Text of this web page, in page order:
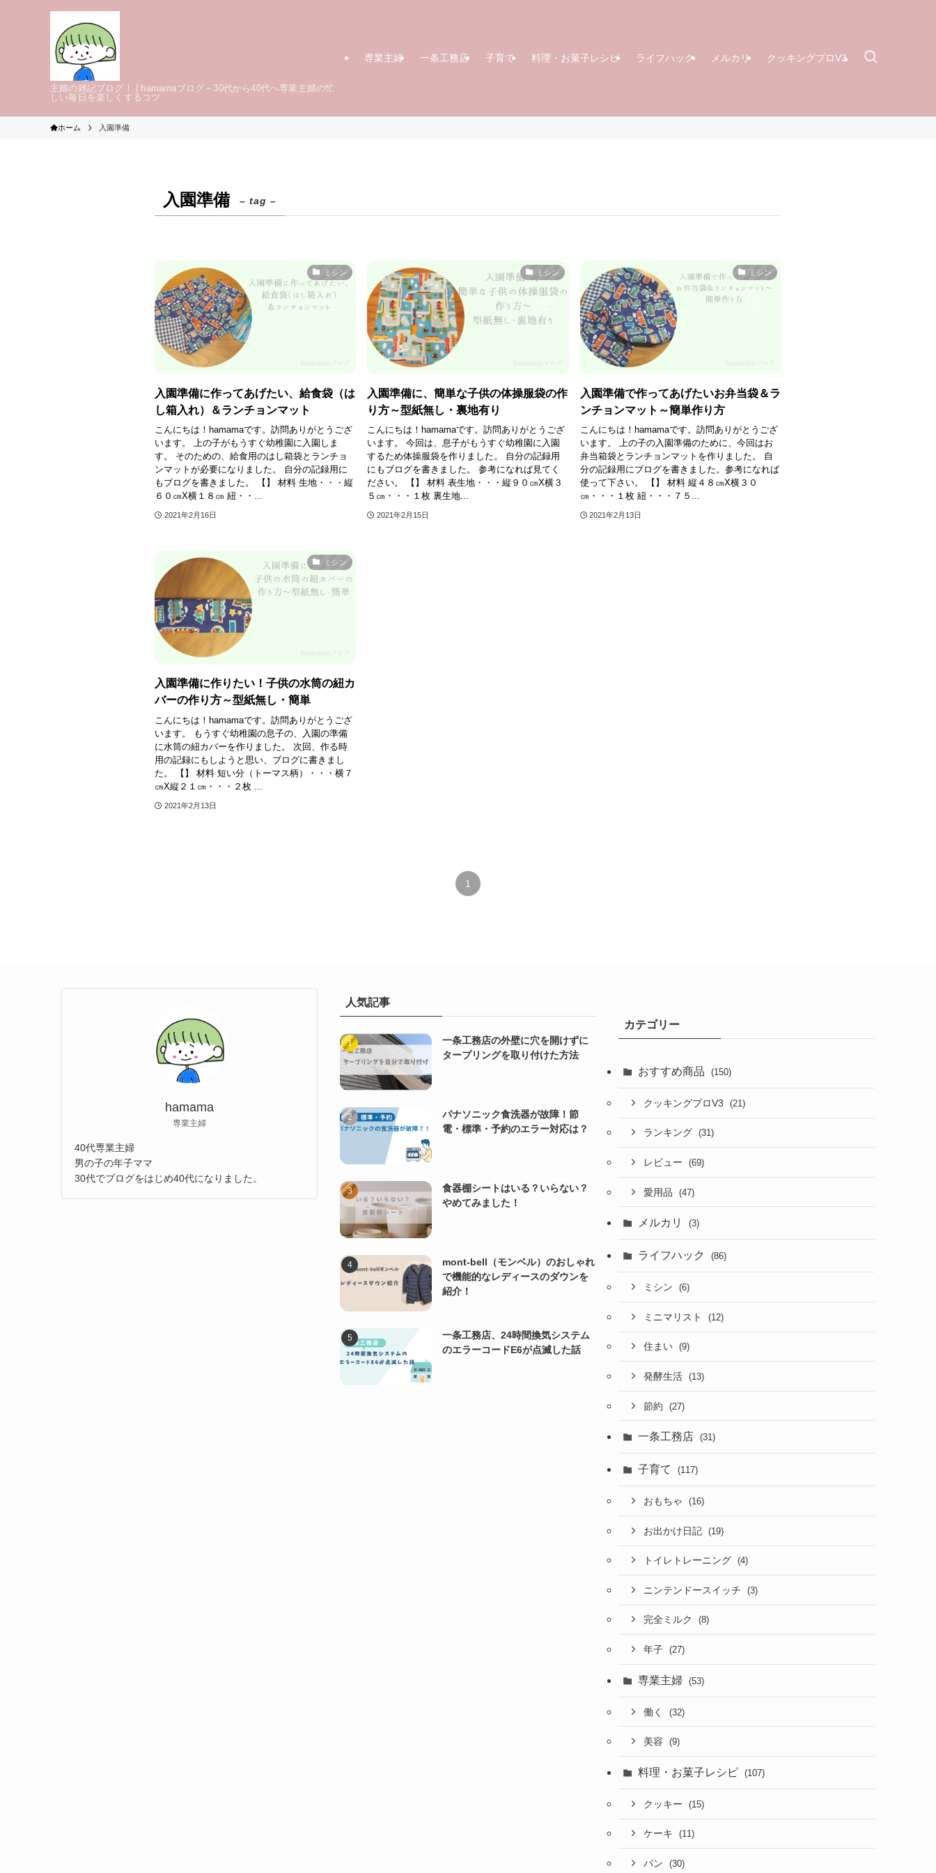
主婦の雑記ブログ！ | hamamaブログ～30代から40代へ専業主婦の忙
しい毎日を楽しくするコツ
専業主婦 一条工務店 子育て 料理・お菓子レシピ ライフハック メルカリ クッキングプロV3
ホーム 入園準備
入園準備 – tag –
ミシン
入園準備に作ってあげたい、給食袋（は
し箱入れ）＆ランチョンマット
こんにちは！hamamaです。訪問ありがとうござ
います。 上の子がもうすぐ幼稚園に入園しま
す。 そのための、給食用のはし箱袋とランチョ
ンマットが必要になりました。 自分の記録用に
もブログを書きました。 【】 材料 生地・・・縦
６０㎝X横１８㎝ 紐・・...
2021年2月16日
ミシン
入園準備に、簡単な子供の体操服袋の作
り方～型紙無し・裏地有り
こんにちは！hamamaです。訪問ありがとうござ
います。 今回は、息子がもうすぐ幼稚園に入園
するため体操服袋を作りました。 自分の記録用
にもブログを書きました。 参考になれば見てく
ださい。 【】 材料 表生地・・・縦９０㎝X横３
５㎝・・・１枚 裏生地...
2021年2月15日
ミシン
入園準備で作ってあげたいお弁当袋＆ラ
ンチョンマット～簡単作り方
こんにちは！hamamaです。訪問ありがとうござ
います。 上の子の入園準備のために、今回はお
弁当箱袋とランチョンマットを作りました。 自
分の記録用にブログを書きました。参考になれば
使って下さい。 【】 材料 縦４８㎝X横３０
㎝・・・１枚 紐・・・７５...
2021年2月13日
ミシン
入園準備に作りたい！子供の水筒の紐カ
バーの作り方～型紙無し・簡単
こんにちは！hamamaです。訪問ありがとうござ
います。 もうすぐ幼稚園の息子の、入園の準備
に水筒の紐カバーを作りました。 次回、作る時
用の記録にもしようと思い、ブログに書きまし
た。 【】 材料 短い分（トーマス柄）・・・横７
㎝X縦２１㎝・・・２枚 ...
2021年2月13日
1
hamama
専業主婦
40代専業主婦
男の子の年子ママ
30代でブログをはじめ40代になりました。
人気記事
一条工務店の外壁に穴を開けずに
タープリングを取り付けた方法
パナソニック食洗器が故障！節
電・標準・予約のエラー対応は？
食器棚シートはいる？いらない？
やめてみました！
mont-bell（モンベル）のおしゃれ
で機能的なレディースのダウンを
紹介！
一条工務店、24時間換気システム
のエラーコードE6が点滅した話
カテゴリー
おすすめ商品 (150)
クッキングプロV3 (21)
ランキング (31)
レビュー (69)
愛用品 (47)
メルカリ (3)
ライフハック (86)
ミシン (6)
ミニマリスト (12)
住まい (9)
発酵生活 (13)
節約 (27)
一条工務店 (31)
子育て (117)
おもちゃ (16)
お出かけ日記 (19)
トイレトレーニング (4)
ニンテンドースイッチ (3)
完全ミルク (8)
年子 (27)
専業主婦 (53)
働く (32)
美容 (9)
料理・お菓子レシピ (107)
クッキー (15)
ケーキ (11)
パン (30)